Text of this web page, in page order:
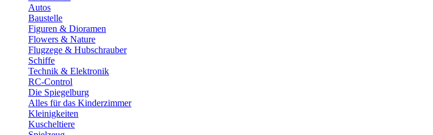
Autos
Baustelle
Figuren & Dioramen
Flowers & Nature
Flugzege & Hubschrauber
Schiffe
Technik & Elektronik
RC-Control
Die Spiegelburg
Alles für das Kinderzimmer
Kleinigkeiten
Kuscheltiere